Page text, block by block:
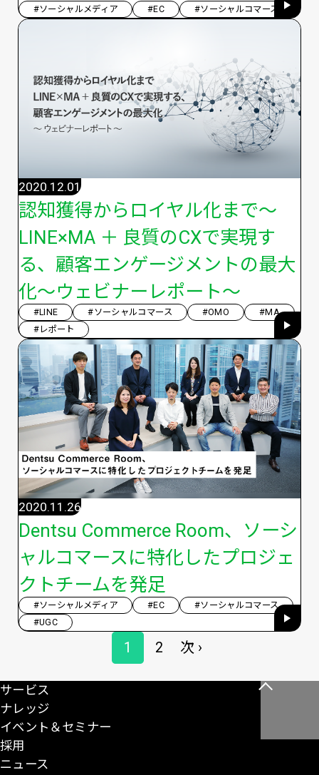
#ソーシャルメディア #EC #ソーシャルコマース
認知獲得からロイヤル化まで〜
LINE×MA ＋ 良質のCXで実現す
る、顧客エンゲージメントの最大
化〜ウェビナーレポート〜
2020.12.01
#LINE #ソーシャルコマース #OMO
#MA
#レポート
Dentsu Commerce Room、ソーシ
ャルコマースに特化したプロジェ
クトチームを発足
2020.11.26
#ソーシャルメディア #EC
#ソーシャルコマース
#UGC
ペ
ジ
ペ
ー
1
ペ
ー
2
次
ペ
次 ›
こ
サービス
ナレッジ
イベント＆セミナー
採用
ニュース